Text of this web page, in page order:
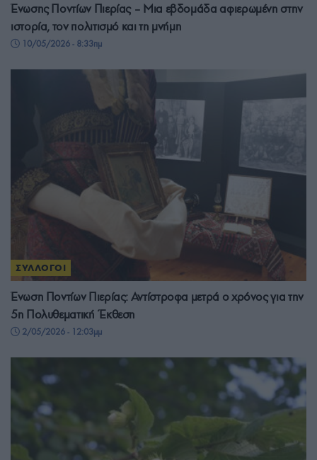
Ένωσης Ποντίων Πιερίας – Μια εβδομάδα αφιερωμένη στην
ιστορία, τον πολιτισμό και τη μνήμη
10/05/2026 - 8:33πμ
ΣΥΛΛΟΓΟΙ
Ένωση Ποντίων Πιερίας: Αντίστροφα μετρά ο χρόνος για την
5η Πολυθεματική Έκθεση
2/05/2026 - 12:03μμ